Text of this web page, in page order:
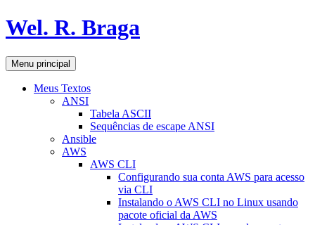
Pular
para
conteúdo
Wel. R. Braga
Pesquisar
Menu principal
Meus Textos
ANSI
Tabela ASCII
Sequências de escape ANSI
Ansible
AWS
AWS CLI
Configurando sua conta AWS para acesso
via CLI
Instalando o AWS CLI no Linux usando
pacote oficial da AWS